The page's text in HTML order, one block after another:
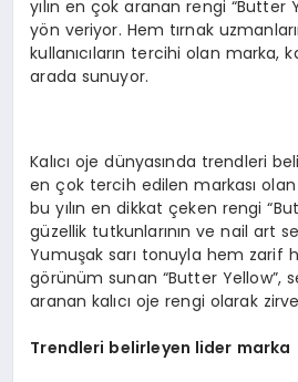
yılın en çok aranan rengi “Butter
yön veriyor. Hem tırnak
kullanıcıların tercihi olan marka,
arada sunuyor.
Kalıcı oje dünyasında trendleri
en çok tercih edilen markası
bu yılın en dikkat çeken rengi
güzellik tutkunlarının ve nail art
Yumuşak sarı tonuyla hem zarif
görünüm sunan “Butter Yellow”,
aranan kalıcı oje rengi olarak
Trendleri belirleyen lider marka